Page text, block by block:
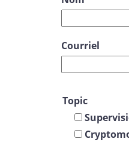
Courriel
Topic